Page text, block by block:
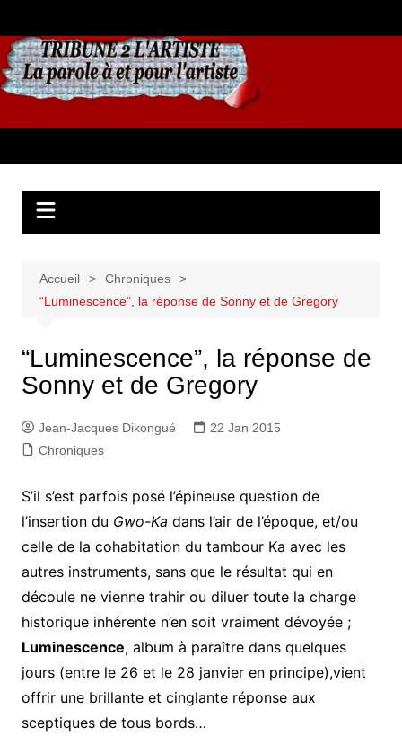
au
contenu
Accueil
Chroniques
“Luminescence”, la réponse de Sonny et de Gregory
“Luminescence”, la réponse de
Sonny et de Gregory
Jean-Jacques Dikongué
22 Jan 2015
Chroniques
S’il s’est parfois posé l’épineuse question de
l’insertion du Gwo-Ka dans l’air de l’époque, et/ou
celle de la cohabitation du tambour Ka avec les
autres instruments, sans que le résultat qui en
découle ne vienne trahir ou diluer toute la charge
historique inhérente n’en soit vraiment dévoyée ;
Luminescence, album à paraître dans quelques
jours (entre le 26 et le 28 janvier en principe),vient
offrir une brillante et cinglante réponse aux
sceptiques de tous bords…